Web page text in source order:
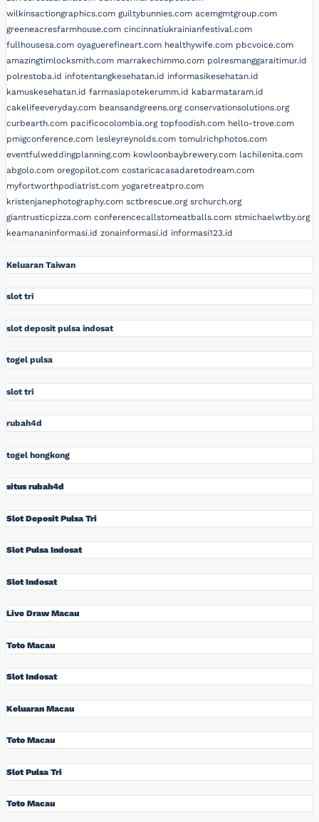
wilkinsactiongraphics.com guiltybunnies.com acemgmtgroup.com
greeneacresfarmhouse.com cincinnatiukrainianfestival.com
fullhousesa.com oyaguerefineart.com healthywife.com pbcvoice.com
amazingtimlocksmith.com marrakechimmo.com polresmanggaraitimur.id
polrestoba.id infotentangkesehatan.id informasikesehatan.id
kamuskesehatan.id farmasiapotekerumm.id kabarmataram.id
cakelifeeveryday.com beansandgreens.org conservationsolutions.org
curbearth.com pacificocolombia.org topfoodish.com hello-trove.com
pmigconference.com lesleyreynolds.com tomulrichphotos.com
eventfulweddingplanning.com kowloonbaybrewery.com lachilenita.com
abgolo.com oregopilot.com costaricacasadaretodream.com
myfortworthpodiatrist.com yogaretreatpro.com
kristenjanephotography.com sctbrescue.org srchurch.org
giantrusticpizza.com conferencecallstomeatballs.com stmichaelwtby.org
keamananinformasi.id zonainformasi.id informasi123.id
Keluaran Taiwan
slot tri
slot deposit pulsa indosat
togel pulsa
slot tri
rubah4d
togel hongkong
situs rubah4d
Slot Deposit Pulsa Tri
Slot Pulsa Indosat
Slot Indosat
Live Draw Macau
Toto Macau
Slot Indosat
Keluaran Macau
Toto Macau
Slot Pulsa Tri
Toto Macau